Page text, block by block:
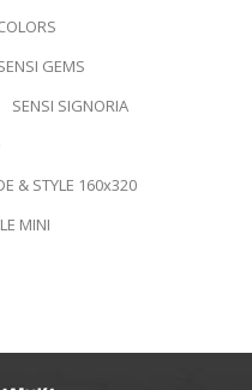
GEMS
SENSI SIGNORIA
& STYLE 160x320
MINI